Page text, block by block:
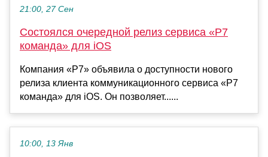
21:00, 27 Сен
Состоялся очередной релиз сервиса «Р7
команда» для iOS
Компания «Р7» объявила о доступности нового
релиза клиента коммуникационного сервиса «Р7
команда» для iOS. Он позволяет......
10:00, 13 Янв